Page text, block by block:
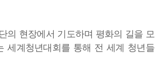
의 현장에서 기도하며 평화의 길을 모
세계청년대회를 통해 전 세계 청년들